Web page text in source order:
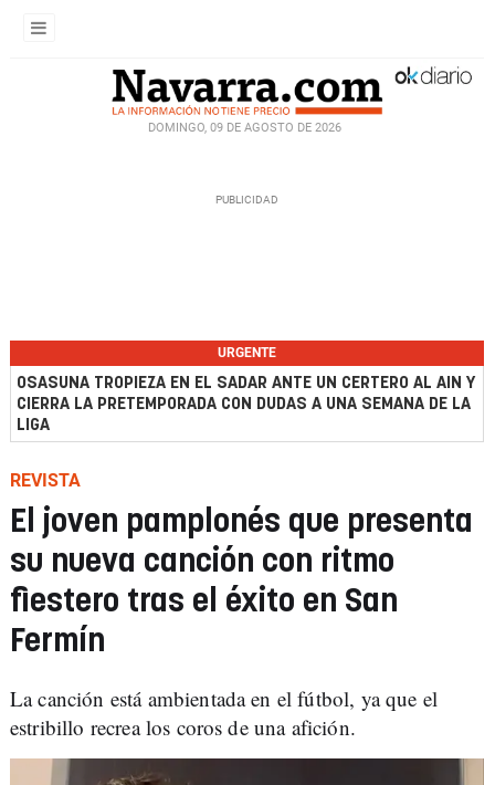
DOMINGO, 09 DE AGOSTO DE 2026
URGENTE
OSASUNA TROPIEZA EN EL SADAR ANTE UN CERTERO AL AIN Y
CIERRA LA PRETEMPORADA CON DUDAS A UNA SEMANA DE LA
LIGA
REVISTA
El joven pamplonés que presenta
su nueva canción con ritmo
fiestero tras el éxito en San
Fermín
La canción está ambientada en el fútbol, ya que el
estribillo recrea los coros de una afición.